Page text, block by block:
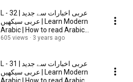
L - 32 | عربی اخبارات سے جديد
عربی سیکھیں | Learn Modern
Arabic | How to read Arabic
Newspaper?
605 views 3 years ago
L - 31 | عربی اخبارات سے جديد
عربی سیکھیں | Learn Modern